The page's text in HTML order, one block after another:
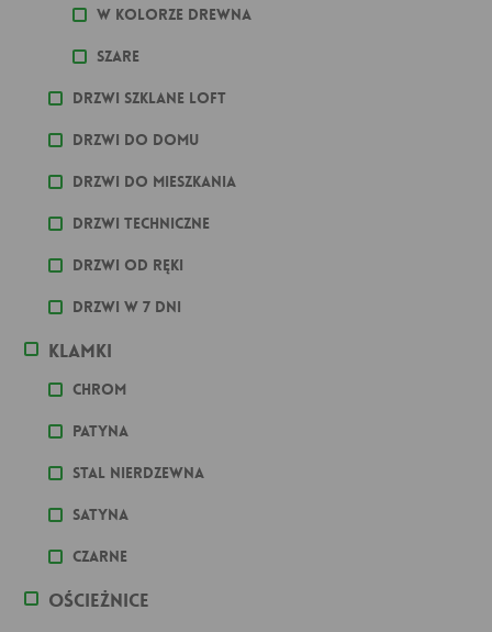
W kolorze drewna
Szare
Drzwi szklane loft
Drzwi do domu
Drzwi do mieszkania
Drzwi techniczne
Drzwi od ręki
Drzwi w 7 dni
Klamki
Chrom
Patyna
stal nierdzewna
Satyna
Czarne
Ościeżnice